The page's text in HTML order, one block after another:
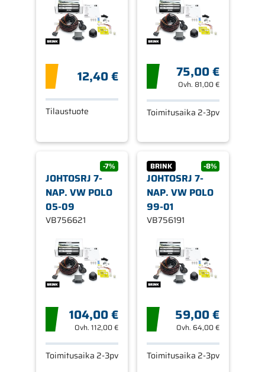
12,40 €
Tilaustuote
75,00 €
Ovh. 81,00 €
Toimitusaika 2-3pv
-7%
JOHTOSRJ 7-
NAP. VW POLO
05-09
VB756621
104,00 €
Ovh. 112,00 €
Toimitusaika 2-3pv
BRINK -8%
JOHTOSRJ 7-
NAP. VW POLO
99-01
VB756191
59,00 €
Ovh. 64,00 €
Toimitusaika 2-3pv